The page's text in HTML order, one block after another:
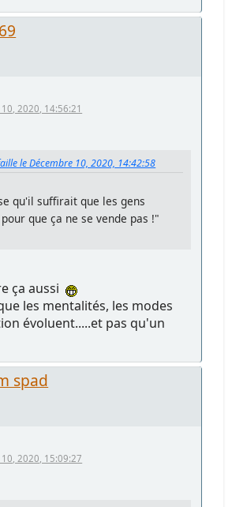
2020, 14:56:21
le Décembre 10, 2020, 14:42:58
qu'il suffirait que les gens
que ça ne se vende pas !"
ça aussi
les mentalités, les modes
évoluent.....et pas qu'un
spad
2020, 15:09:27